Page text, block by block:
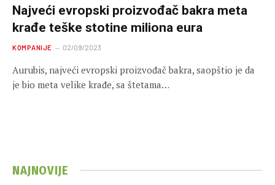
Najveći evropski proizvođač bakra meta
krađe teške stotine miliona eura
KOMPANIJE 02/09/2023
Aurubis, najveći evropski proizvođač bakra, saopštio je da
je bio meta velike krađe, sa štetama…
NAJNOVIJE